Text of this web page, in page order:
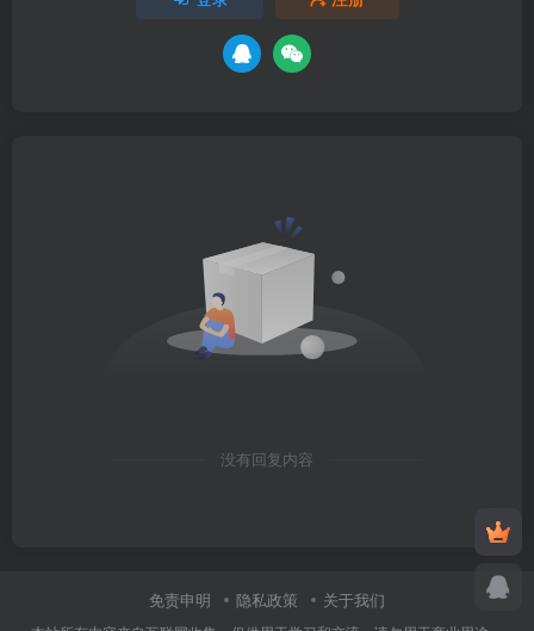
没有回复内容
免责申明 隐私政策 关于我们